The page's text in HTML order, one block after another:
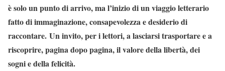
è solo un punto di arrivo, ma l’inizio di un viaggio letterario
fatto di immaginazione, consapevolezza e desiderio di
raccontare. Un invito, per i lettori, a lasciarsi trasportare e a
riscoprire, pagina dopo pagina, il valore della libertà, dei
sogni e della felicità.